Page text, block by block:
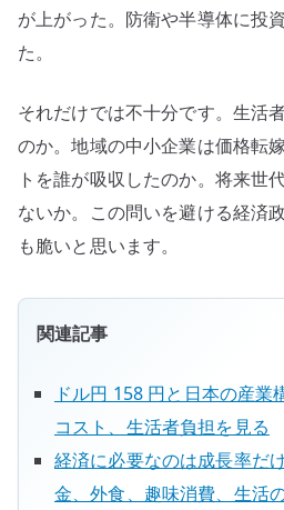
が上がった。防衛や半導体に投
た。
それだけでは不十分です。生活
のか。地域の中小企業は価格転
トを誰が吸収したのか。将来世
ないか。この問いを避ける経済
も脆いと思います。
関連記事
ドル円 158 円と日本の産業
コスト、生活者負担を見る
経済に必要なのは成長率だ
金、外食、趣味消費、生活